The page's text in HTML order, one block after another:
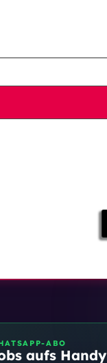
ABO
aufs Handy